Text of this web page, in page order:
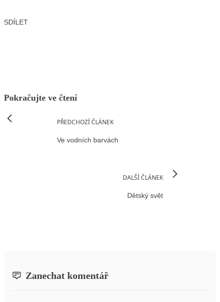
SDÍLET
Pokračujte ve čtení
PŘEDCHOZÍ ČLÁNEK
Ve vodních barvách
DALŠÍ ČLÁNEK
Dětský svět
Zanechat komentář